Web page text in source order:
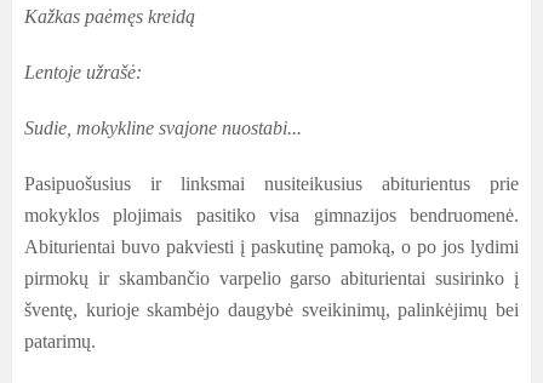
Kažkas paėmęs kreidą
Lentoje užrašė:
Sudie, mokykline svajone nuostabi...
Pasipuošusius ir linksmai nusiteikusius abiturientus prie
mokyklos plojimais pasitiko visa gimnazijos bendruomenė.
Abiturientai buvo pakviesti į paskutinę pamoką, o po jos lydimi
pirmokų ir skambančio varpelio garso abiturientai susirinko į
šventę, kurioje skambėjo daugybė sveikinimų, palinkėjimų bei
patarimų.